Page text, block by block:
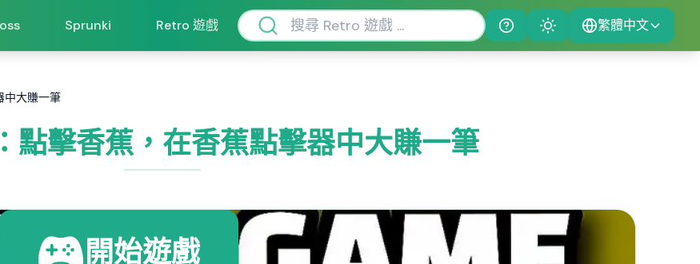
Sprunki Retro 遊戲 Help Theme 繁體中文
中大賺一筆
點擊香蕉，在香蕉點擊器中大賺一筆
開始遊戲